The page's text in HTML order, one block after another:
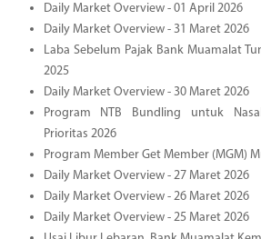
Daily Market Overview - 01 April 2026
Daily Market Overview - 31 Maret 2026
Laba Sebelum Pajak Bank Muamalat
2025
Daily Market Overview - 30 Maret 2026
Program NTB Bundling untuk
Prioritas 2026
Program Member Get Member (MGM)
Daily Market Overview - 27 Maret 2026
Daily Market Overview - 26 Maret 2026
Daily Market Overview - 25 Maret 2026